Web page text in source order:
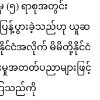
(၅) ရာစုအတွင်း
ပြန့်ပွားခဲ့သည်ဟု ယူဆ
င်ငံအလိုက် မိမိတို့နိုင်ငံ
မှုအတတ်ပညာများဖြင့်
ြသည်ကို